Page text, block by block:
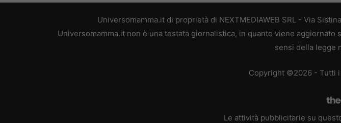
Universomamma.it di proprietà di NEXTMEDIAWEB SRL - Via
Universomamma.it non è una testata giornalistica, in quanto viene
sensi della legge
Copyright ©2026 - Tutti
Le attività pubblicitarie su